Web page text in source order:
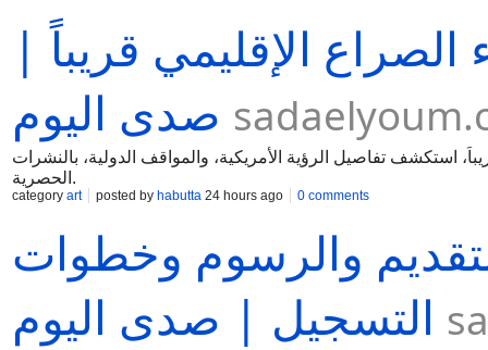
الإقليمي قريباً |
صدى اليوم
استكشف تفاصيل الرؤية الأمريكية، والمواقف الدولية، بالنشرات
الحصرية.
category art posted by habutta 24 hours ago 0 comments
مواعيد التقديم والرسوم وخطوات
التسجيل | صدى اليوم